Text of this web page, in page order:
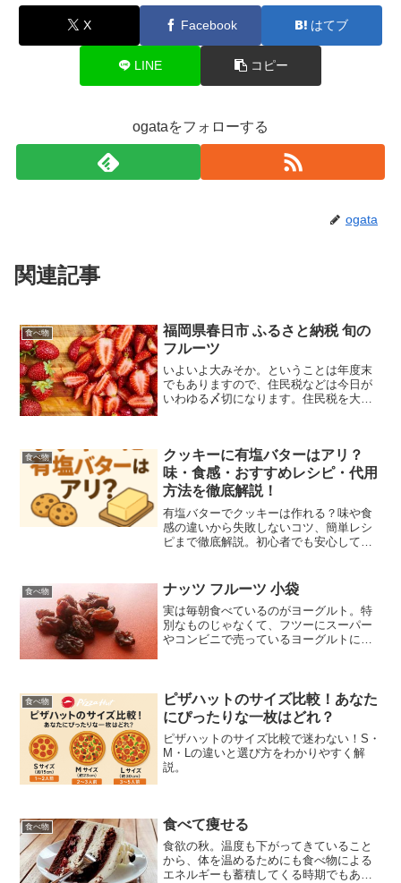
X Facebook はてブ
LINE コピー
ogataをフォローする
ogata
関連記事
食べ物
福岡県春日市 ふるさと納税 旬の
フルーツ
いよいよ大みそか。ということは年度末
でもありますので、住民税などは今日が
いわゆる〆切になります。住民税を大い
と納税による納付を完了し...
食べ物
クッキーに有塩バターはアリ？
味・食感・おすすめレシピ・代用
方法を徹底解説！
有塩バターでクッキーは作れる？味や食
感の違いから失敗しないコツ、簡単レシ
ピまで徹底解説。初心者でも安心して作
食べ物 ナッツ フルーツ 小袋
実は毎朝食べているのがヨーグルト。特
別なものじゃなくて、フツーにスーパー
やコンビニで売っているヨーグルトにナ
してくれるのでプレーンヨ...
食べ物
ピザハットのサイズ比較！あなた
にぴったりな一枚はどれ？
ピザハットのサイズ比較で迷わない！S・
M・Lの違いと選び方をわかりやすく解
説。
食べ物 食べて痩せる
食欲の秋。温度も下がってきていること
から、体を温めるためにも食べ物による
エネルギーも蓄積してくる時期でもあり